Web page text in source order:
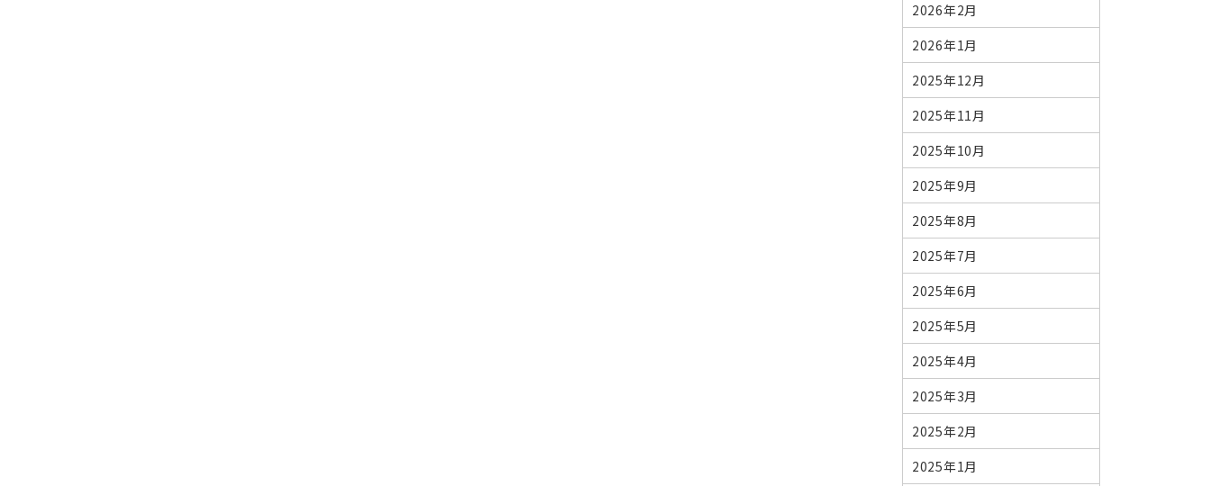
2026年2月
2026年1月
2025年12月
2025年11月
2025年10月
2025年9月
2025年8月
2025年7月
2025年6月
2025年5月
2025年4月
2025年3月
2025年2月
2025年1月